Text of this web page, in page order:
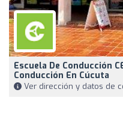
Escuela De Conducción
Conducción En Cúcuta
Ver dirección y datos de